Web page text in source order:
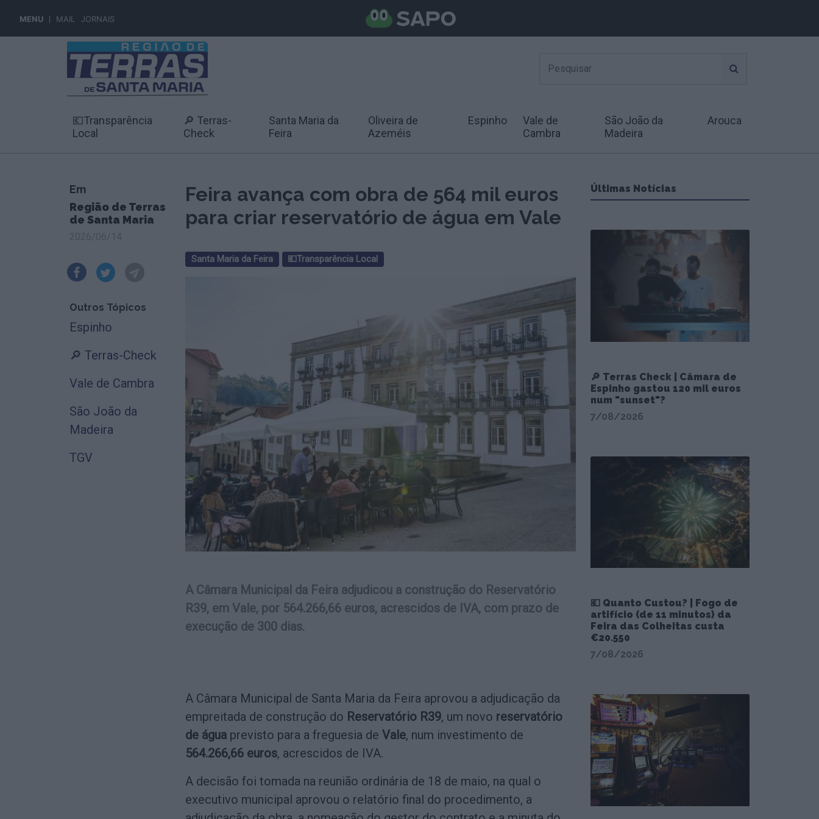
MENU MAIL JORNAIS
💶Transparência
Local
🔎 Terras-
Check
Santa Maria da
Feira
Oliveira de
Azeméis
Espinho
Vale de
Cambra
São João da
Madeira
Arouca
Em
Região de Terras
de Santa Maria
Outros Tópicos
Espinho
🔎 Terras-Check
Vale de Cambra
São João da
Madeira
TGV
Feira avança com obra de 564 mil euros
para criar reservatório de água em Vale
Santa Maria da Feira 💶Transparência Local
A Câmara Municipal da Feira adjudicou a construção do Reservatório
R39, em Vale, por 564.266,66 euros, acrescidos de IVA, com prazo de
execução de 300 dias.
A Câmara Municipal de Santa Maria da Feira aprovou a adjudicação da
empreitada de construção do Reservatório R39, um novo reservatório
de água previsto para a freguesia de Vale, num investimento de
564.266,66 euros, acrescidos de IVA.
A decisão foi tomada na reunião ordinária de 18 de maio, na qual o
executivo municipal aprovou o relatório final do procedimento, a
Últimas Notícias
🔎 Terras Check | Câmara de
Espinho gastou 120 mil euros
num "sunset"?
7/08/2026
💶 Quanto Custou? | Fogo de
artifício (de 11 minutos) da
Feira das Colheitas custa
€20.550
7/08/2026